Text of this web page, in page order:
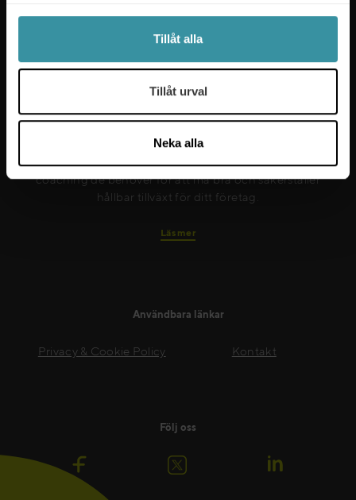
Tillåt alla
Tillåt urval
Neka alla
Mercuri International är experterna på sälj- och
ledarskapsutbildning som hjälper företag i över 50
våra kunders specifika behov och våra experter ser
till att nya färdigheter implementeras på ett effektivt
sätt. Vi ger dina medarbetare det stöd och den
coaching de behöver för att må bra och säkerställer
hållbar tillväxt för ditt företag.
Läs mer
Användbara länkar
Privacy & Cookie Policy Kontakt
Följ oss